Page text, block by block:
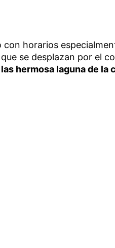
con horarios
que se desplazan por el
hermosa laguna de la